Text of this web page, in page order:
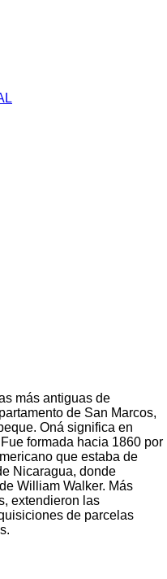
más antiguas de
de San Marcos,
Oná significa en
formada hacia 1860 por
que estaba de
Nicaragua, donde
William Walker. Más
extendieron las
de parcelas